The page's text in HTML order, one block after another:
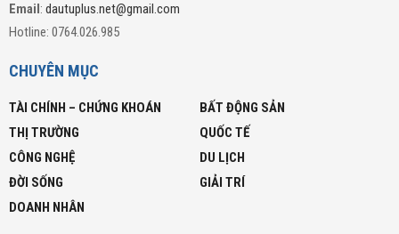
Email: dautuplus.net@gmail.com
Hotline: 0764.026.985
CHUYÊN MỤC
TÀI CHÍNH – CHỨNG KHOÁN
BẤT ĐỘNG SẢN
THỊ TRƯỜNG
QUỐC TẾ
CÔNG NGHỆ
DU LỊCH
ĐỜI SỐNG
GIẢI TRÍ
DOANH NHÂN